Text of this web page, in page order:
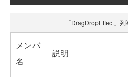
「DragDropEffect」
メンバ
名
説明